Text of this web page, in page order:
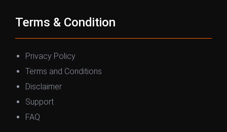
Terms & Condition
Privacy Policy
Terms and Conditions
Disclaimer
Support
FAQ